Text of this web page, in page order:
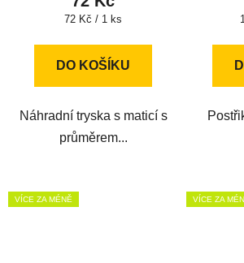
Měrná
72 Kč / 1 ks
DO KOŠÍKU
Náhradní tryska s maticí s
průměrem...
VÍCE ZA MÉNĚ VÍCE ZA